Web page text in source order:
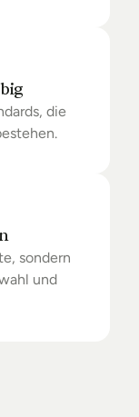
die
sondern
und